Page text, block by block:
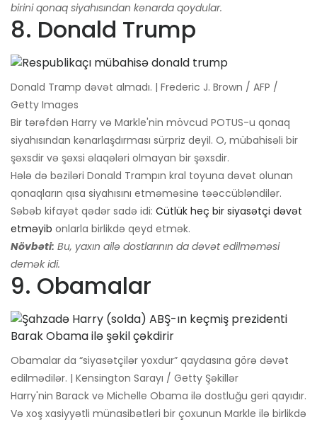
birini qonaq siyahısından kənarda qoydular.
8. Donald Trump
Donald Tramp dəvət almadı. | Frederic J. Brown / AFP /
Getty Images
Bir tərəfdən Harry və Markle'nin mövcud POTUS-u qonaq
siyahısından kənarlaşdırması sürpriz deyil. O, mübahisəli bir
şəxsdir və şəxsi əlaqələri olmayan bir şəxsdir.
Hələ də bəziləri Donald Trampın kral toyuna dəvət olunan
qonaqların qısa siyahısını etməməsinə təəccübləndilər.
Səbəb kifayət qədər sadə idi: Cütlük heç bir siyasətçi dəvət
etməyib onlarla birlikdə qeyd etmək.
Növbəti: Bu, yaxın ailə dostlarının da dəvət edilməməsi
demək idi.
9. Obamalar
Obamalar da “siyasətçilər yoxdur” qaydasına görə dəvət
edilmədilər. | Kensington Sarayı / Getty Şəkillər
Harry'nin Barack və Michelle Obama ilə dostluğu geri qayıdır.
Və xoş xasiyyətli münasibətləri bir çoxunun Markle ilə birlikdə